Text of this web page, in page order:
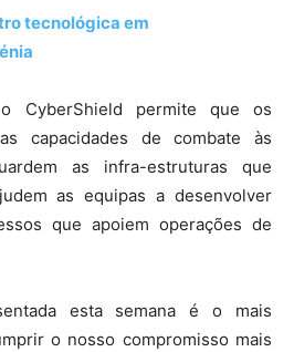
tecnológica em
CyberShield permite que os
capacidades de combate às
as infra-estruturas que
as equipas a desenvolver
que apoiem operações de
esta semana é o mais
o nosso compromisso mais